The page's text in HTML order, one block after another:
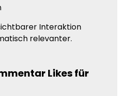
Interaktion
relevanter.
Likes für